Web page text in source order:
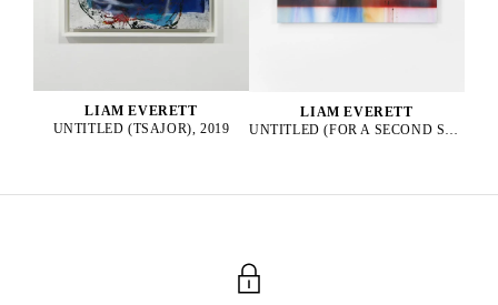
LIAM EVERETT
UNTITLED (TSAJOR), 2019
LIAM EVERETT